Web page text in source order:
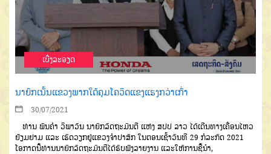
ເບີ່ງລະອຽດ
ນາຍົກເນັ້ນແຂວງພາກໃຕ້ຄຸມໂຄວິດແຂງແຮງກວ່າເກົ່າ
30/07/2021
ທ່ານ ພັນຄໍາ ວິພາວັນ ນາຍົກລັດຖະມົນຕີ ແຫ່ງ ສປປ ລາວ ໄດ້ເດີນທາງເຄື່ອນໄຫວ
ຢ້ຽມຢາມ ແລະ ເຮັດວຽກຢູ່ແຂວງຈໍາປາສັກ ໃນຕອນເຊົ້າວັນທີ 29 ກໍລະກົດ 2021
ໂອກາດນີ້ທ່ານນາຍົກລັດຖະມົນຕີໄດ້ຮັບຟັງລາຍງານ ແລະໃຫ້ການຊີ້ນໍາ,